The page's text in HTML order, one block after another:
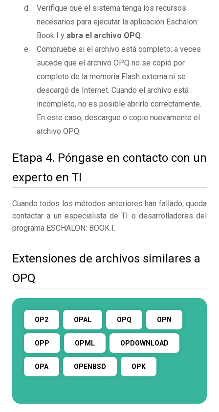
Verifique que el sistema tenga los recursos
necesarios para ejecutar la aplicación Eschalon:
Book I y abra el archivo OPQ.
Compruebe si el archivo está completo: a veces
sucede que el archivo OPQ no se copió por
completo de la memoria Flash externa ni se
descargó de Internet. Cuando el archivo está
incompleto, no es posible abrirlo correctamente.
En este caso, descargue o copie nuevamente el
archivo OPQ.
Etapa 4. Póngase en contacto con un
experto en TI
Cuando todos los métodos anteriores han fallado, queda
contactar a un especialista de TI o desarrolladores del
programa ESCHALON: BOOK I.
Extensiones de archivos similares a
OPQ
OP2 OPAL OPQ OPN
OPP OPML OPDOWNLOAD
OPA OPENBSD OPK